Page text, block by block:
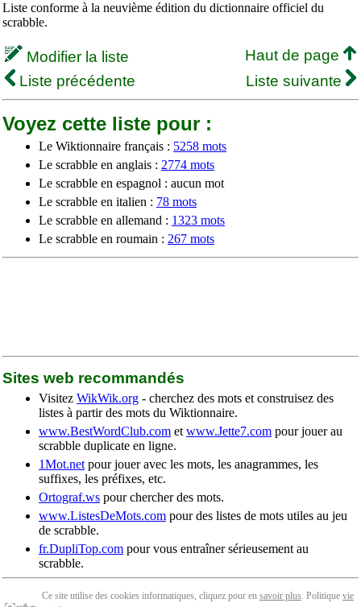
Liste conforme à la neuvième édition du dictionnaire officiel du
scrabble.
Modifier la liste
Haut de page
Liste précédente
Liste suivante
Voyez cette liste pour :
Le Wiktionnaire français : 5258 mots
Le scrabble en anglais : 2774 mots
Le scrabble en espagnol : aucun mot
Le scrabble en italien : 78 mots
Le scrabble en allemand : 1323 mots
Le scrabble en roumain : 267 mots
Sites web recommandés
Visitez WikWik.org - cherchez des mots et construisez des
listes à partir des mots du Wiktionnaire.
www.BestWordClub.com et www.Jette7.com pour jouer au
scrabble duplicate en ligne.
1Mot.net pour jouer avec les mots, les anagrammes, les
suffixes, les préfixes, etc.
Ortograf.ws pour chercher des mots.
www.ListesDeMots.com pour des listes de mots utiles au jeu
de scrabble.
fr.DupliTop.com pour vous entraîner sérieusement au
scrabble.
Ce site utilise des cookies informatiques, cliquez pour en savoir plus. Politique vie